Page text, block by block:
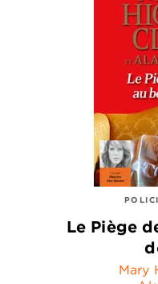
Le Piège
Mary